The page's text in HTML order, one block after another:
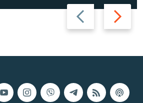
Назад Вперед